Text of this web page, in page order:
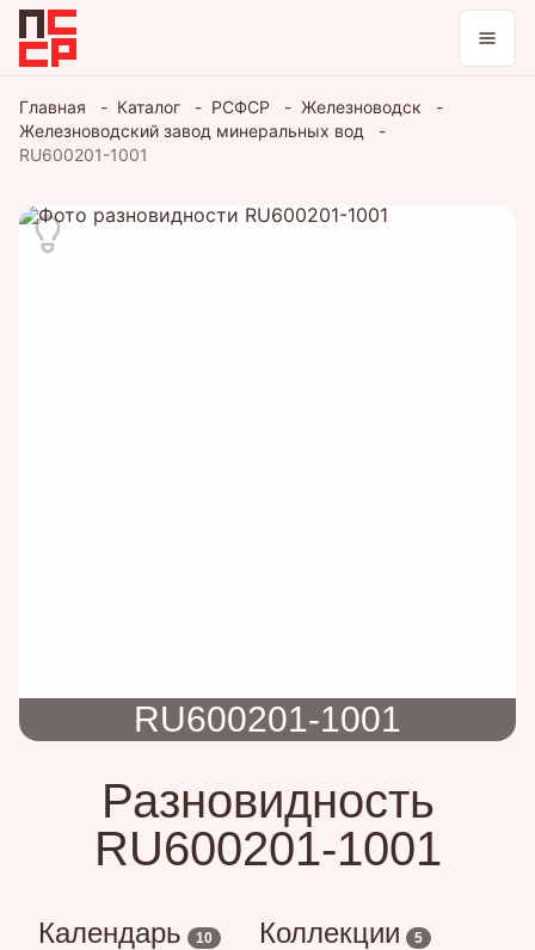
Каталог
Коллекции
Блог
Главная Каталог РСФСР
Железноводск
Железноводский завод минеральных вод
RU600201-1001
RU600201-1001
Разновидность
RU600201-1001
Календарь 10 Коллекции 5